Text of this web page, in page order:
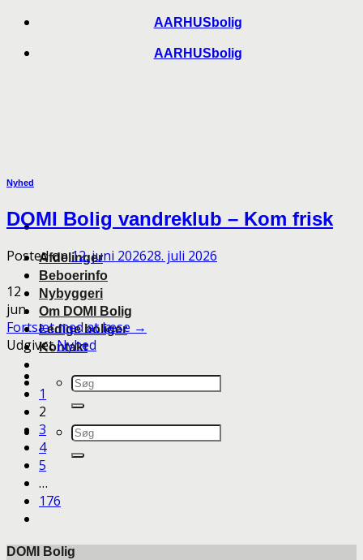
Skip
content
AARHUSbolig
AARHUSbolig
Afdelinger
Beboerinfo
Nybyggeri
Om DOMI Bolig
Ledige boliger
Kontakt
Nyhed
DOMI Bolig vandreklub – Kom frisk
Posted on12. juni 202628. juli 2026
12
jun
Fortsæt med at læse →
UdgivetNyhed
1
2
3
4
5
…
176
DOMI Bolig